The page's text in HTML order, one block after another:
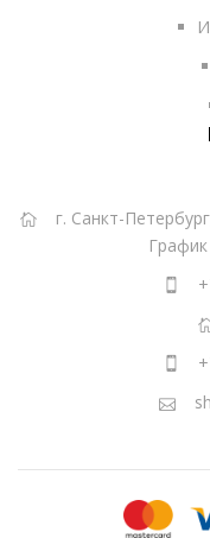
г. Санкт-